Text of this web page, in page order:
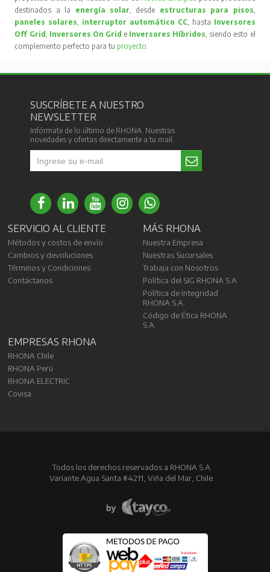
destinados a la energía solar , desde estructuras para pisos
paneles solares
interruptor automático CC, hasta Inversores
Off Grid Inversores On Grid e Inversores Híbridos , siendo esto el
complemento perfecto para tu proyecto
SUSCRÍBETE A NUESTRO
NEWSLETTER
Infórmate de lo último de RHONA. Nuestras
novedades y ofertas directamente a tu mail.
SERVICIO AL CLIENTE
Métodos y costos de envío
Cambios y devoluciones
Términos y Condiciones
Contáctanos
MÁS RHONA
Nuestra Empresa
Nuestras Sucursales
Trabaja con Nosotros
Política del SIG RHONA S.A.
Política de Integridad
RHONA S.A.
Código de Ética RHONA
S.A.
EMPRESAS RHONA
RHONA Chile
RHONA Perú
RHONA ELECTRIC
Covisa
Todos los derechos reservados a RHONA S.A.
Variante Agua Santa #4211, Viña del Mar, Chile.